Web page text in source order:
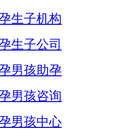
生子机构
生子公司
男孩助孕
男孩咨询
男孩中心